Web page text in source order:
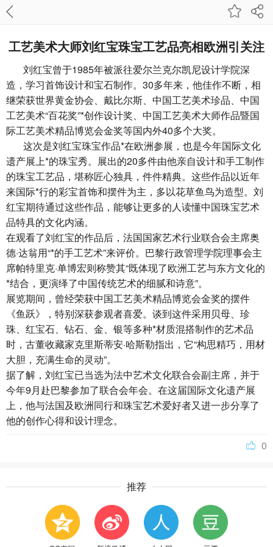
工艺美术大师刘红宝珠宝工艺品亮相欧洲引关注
刘红宝曾于1985年被派往爱尔兰克尔凯尼设计学院深
造，学习首饰设计和宝石制作。30多年来，他佳作不断，相
继荣获世界黄金协会、 戴比尔斯、中国工艺美术珍品、中国
工艺美术“百花奖”*创作设计奖、中国工艺美术大师作品暨国
际工艺美术精品博览会金奖等国内外40多个大奖。
这次是刘红宝珠宝作品*在欧洲参展，也是今年国际文化
遗产展上*的珠宝秀。展出的20多件由他亲自设计和手工制作
的珠宝工艺品，堪称匠心独具，件件精典。这些作品以近年
来国际*行的彩宝首饰和摆件为主，多以花草鱼鸟为造型。刘
红宝期待通过这些作品，能够让更多的人读懂中国珠宝艺术
品特具的文化内涵。
在观看了刘红宝的作品后，法国国家艺术行业联合会主席奥
德·达翁用“*的手工艺术”来评价。巴黎行政管理学院理事会主
席帕特里克·单博宏则称赞其“既体现了欧洲工艺与东方文化的
*结合，更演绎了中国传统艺术的细腻和诗意”。
展览期间，曾经荣获中国工艺美术精品博览会金奖的摆件
《鱼跃》，特别深获参观者喜爱。谈到这件采用贝母、 珍
珠、 红宝石、 钻石、金、银等多种*材质混搭制作的艺术品
时，古董收藏家克里斯蒂安·哈斯勒指出，它“构思精巧，用材
大胆，充满生命的灵动”。
据了解，刘红宝已当选为法中艺术文化联合会副主席，并于
今年9月赴巴黎参加了联合会年会。在这届国际文化遗产展
上，他与法国及欧洲同行和珠宝艺术爱好者又进一步分享了
他的创作心得和设计理念。
0
推荐